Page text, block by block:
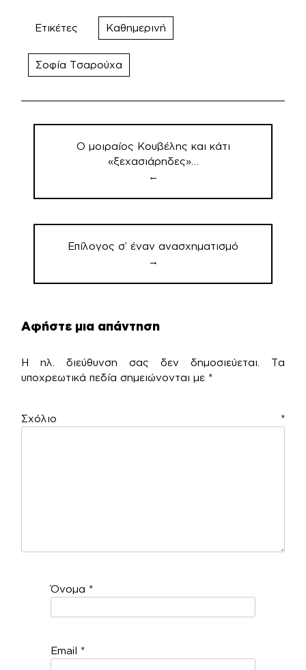
Ετικέτες Καθημερινή
Σοφία Τσαρούχα
Πλοήγηση
άρθρωνΟ μοιραίος Κουβέλης και κάτι
«ξεχασιάρηδες»…
←
Επίλογος σ’ έναν ανασχηματισμό
→
Αφήστε μια απάντηση
Η ηλ. διεύθυνση σας δεν δημοσιεύεται.
Τα
υποχρεωτικά πεδία σημειώνονται με *
Σχόλιο *
Όνομα *
Email *